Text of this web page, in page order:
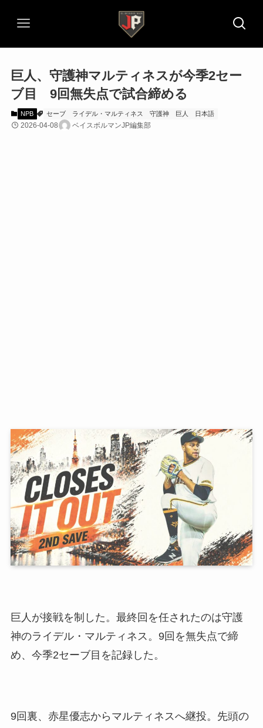
巨人、守護神マルティネスが今季2セー
ブ目 9回無失点で試合締める
NPB セーブ ライデル・マルティネス 守護神 巨人 日本語
2026-04-08 ベイスボルマンJP編集部
巨人が接戦を制した。最終回を任されたのは守護
神のライデル・マルティネス。9回を無失点で締
め、今季2セーブ目を記録した。
9回裏、赤星優志からマルティネスへ継投。先頭の